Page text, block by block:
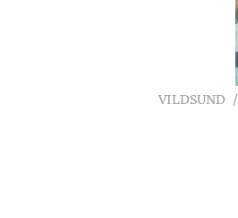
VILDSUND